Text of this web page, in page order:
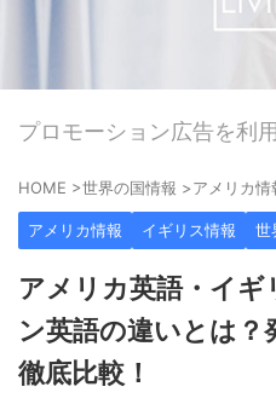
プロモーション広告を利
HOME >世界の国情報 >アメリカ情
アメリカ情報 イギリス情報 世
アメリカ英語・イ
ン英語の違いとは？
徹底比較！